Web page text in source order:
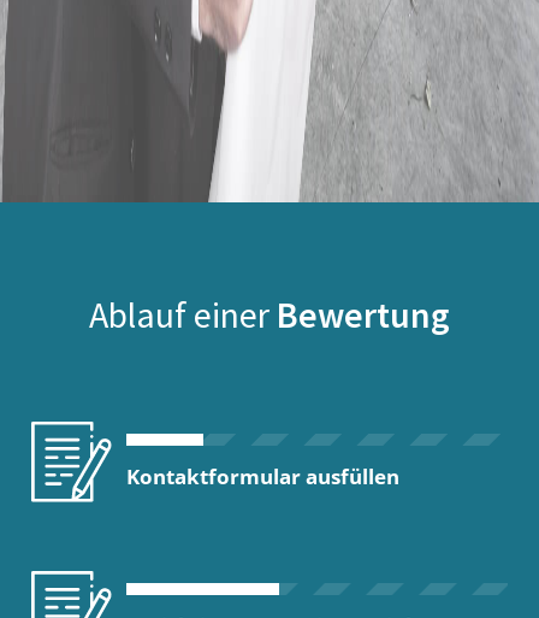
Ablauf einer Bewertung
Kontaktformular ausfüllen